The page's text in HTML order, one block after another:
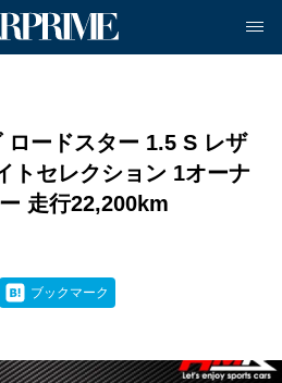
ロードスター 1.5 S レザ
トセレクション 1オーナ
走行22,200km
ブックマーク